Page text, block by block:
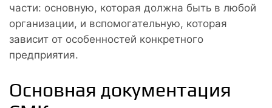
части: основную, которая должна быть в любой
организации, и вспомогательную, которая
зависит от особенностей конкретного
предприятия.
Основная документация